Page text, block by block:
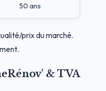
50 ans
prix du marché.
& TVA